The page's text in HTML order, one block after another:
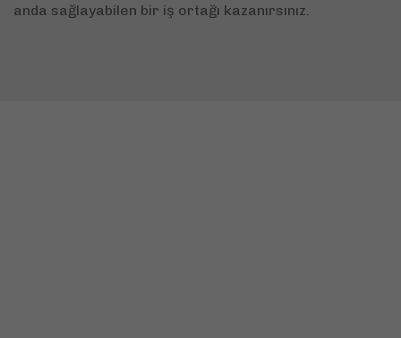
anda sağlayabilen bir iş ortağı kazanırsınız.